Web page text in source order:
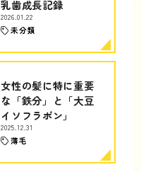
乳歯成長記録
2026.01.22
未分類
女性の髪に特に重要
な「鉄分」と「大豆
イソフラボン」
2025.12.31
薄毛